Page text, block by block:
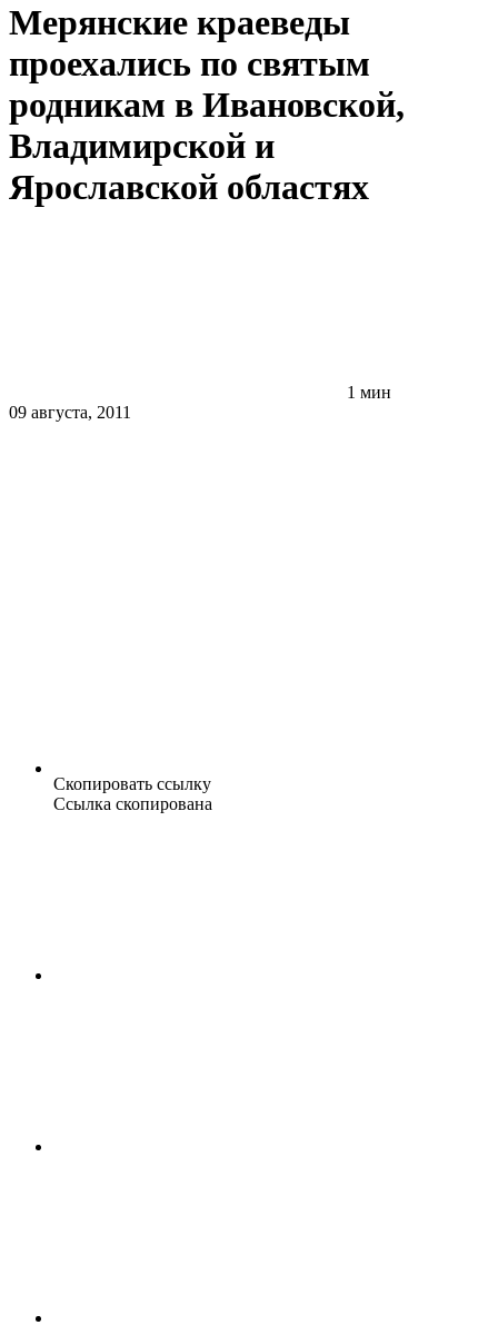
Мерянские краеведы
проехались по святым
родникам в Ивановской,
Владимирской и
Ярославской областях
1 мин
09 августа, 2011
Скопировать ссылку
Ссылка скопирована